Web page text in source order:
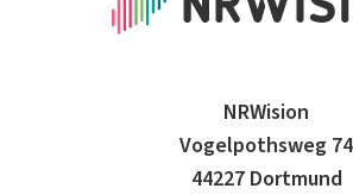
NRWision
Vogelpothsweg 74
44227 Dortmund